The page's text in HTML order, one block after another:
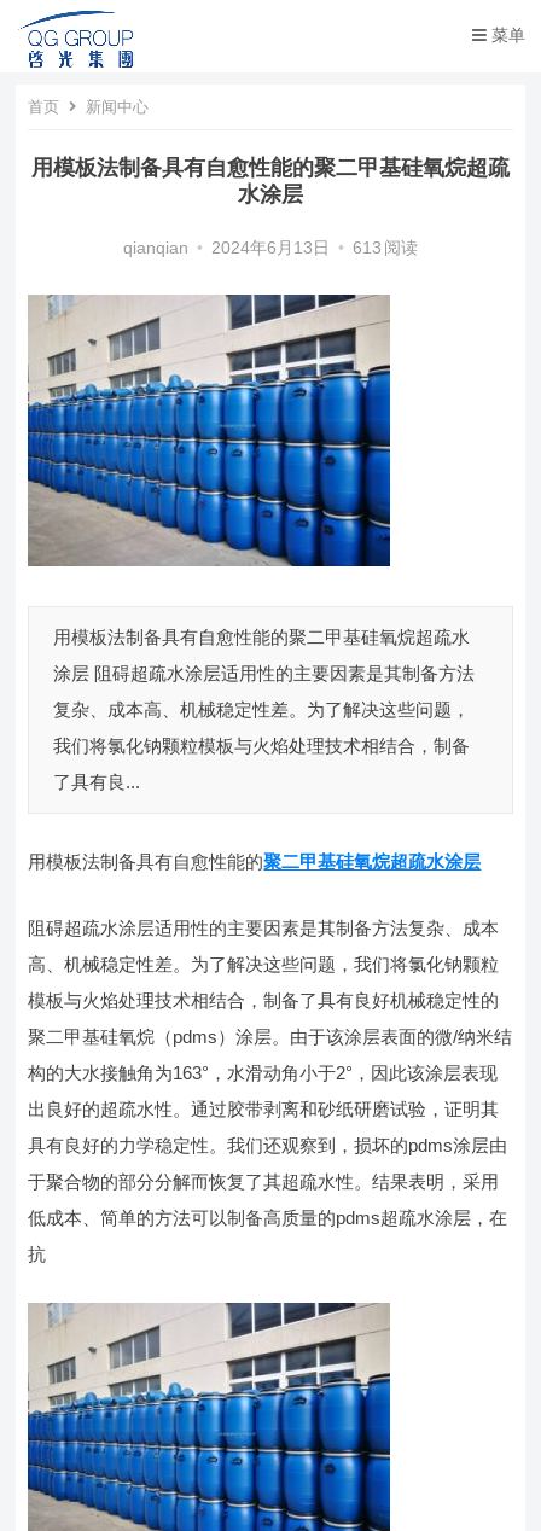
菜单
首页 新闻中心
用模板法制备具有自愈性能的聚二甲基硅氧烷超疏
水涂层
qianqian • 2024年6月13日 • 613 阅读
用模板法制备具有自愈性能的聚二甲基硅氧烷超疏水
涂层 阻碍超疏水涂层适用性的主要因素是其制备方法
复杂、成本高、机械稳定性差。为了解决这些问题，
我们将氯化钠颗粒模板与火焰处理技术相结合，制备
了具有良...
用模板法制备具有自愈性能的聚二甲基硅氧烷超疏水涂层
阻碍超疏水涂层适用性的主要因素是其制备方法复杂、成本
高、机械稳定性差。为了解决这些问题，我们将氯化钠颗粒
模板与火焰处理技术相结合，制备了具有良好机械稳定性的
聚二甲基硅氧烷（pdms）涂层。由于该涂层表面的微/纳米结
构的大水接触角为163°，水滑动角小于2°，因此该涂层表现
出良好的超疏水性。通过胶带剥离和砂纸研磨试验，证明其
具有良好的力学稳定性。我们还观察到，损坏的pdms涂层由
于聚合物的部分分解而恢复了其超疏水性。结果表明，采用
低成本、简单的方法可以制备高质量的pdms超疏水涂层，在
抗